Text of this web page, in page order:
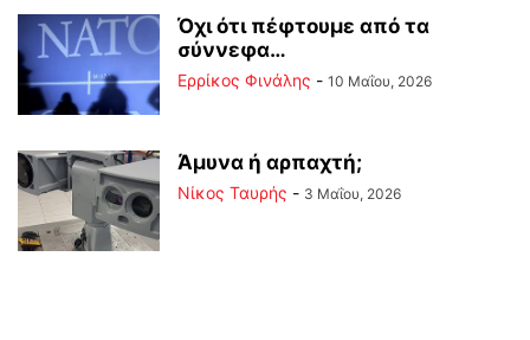
Όχι ότι πέφτουμε από τα
σύννεφα…
Ερρίκος Φινάλης - 10 Μαΐου, 2026
Άμυνα ή αρπαχτή;
Νίκος Ταυρής - 3 Μαΐου, 2026